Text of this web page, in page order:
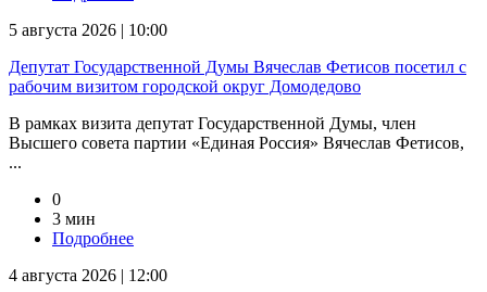
5 августа 2026 | 10:00
Депутат Государственной Думы Вячеслав Фетисов посетил с
рабочим визитом городской округ Домодедово
В рамках визита депутат Государственной Думы, член
Высшего совета партии «Единая Россия» Вячеслав Фетисов,
...
0
3 мин
Подробнее
4 августа 2026 | 12:00